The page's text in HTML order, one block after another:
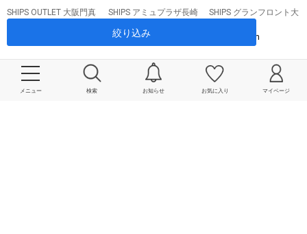
メニュー 検索 お知らせ お気に入り マイページ
絞り込み
SHIPS OUTLET 大阪門真
SHIPS アミュプラザ長崎
田中 / 165cm
SHIPS グランフロント大
一谷 / 173cm